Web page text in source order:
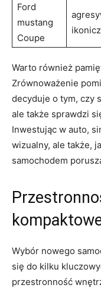
Ford
mustang
Coupe
Warto również
Zrównoważenie
decyduje o tym, czy
ale także ‌sprawdzi
Inwestując w auto,
wizualny,‌ ale także,
samochodem
Wybór nowego
się do kilku
przestronność